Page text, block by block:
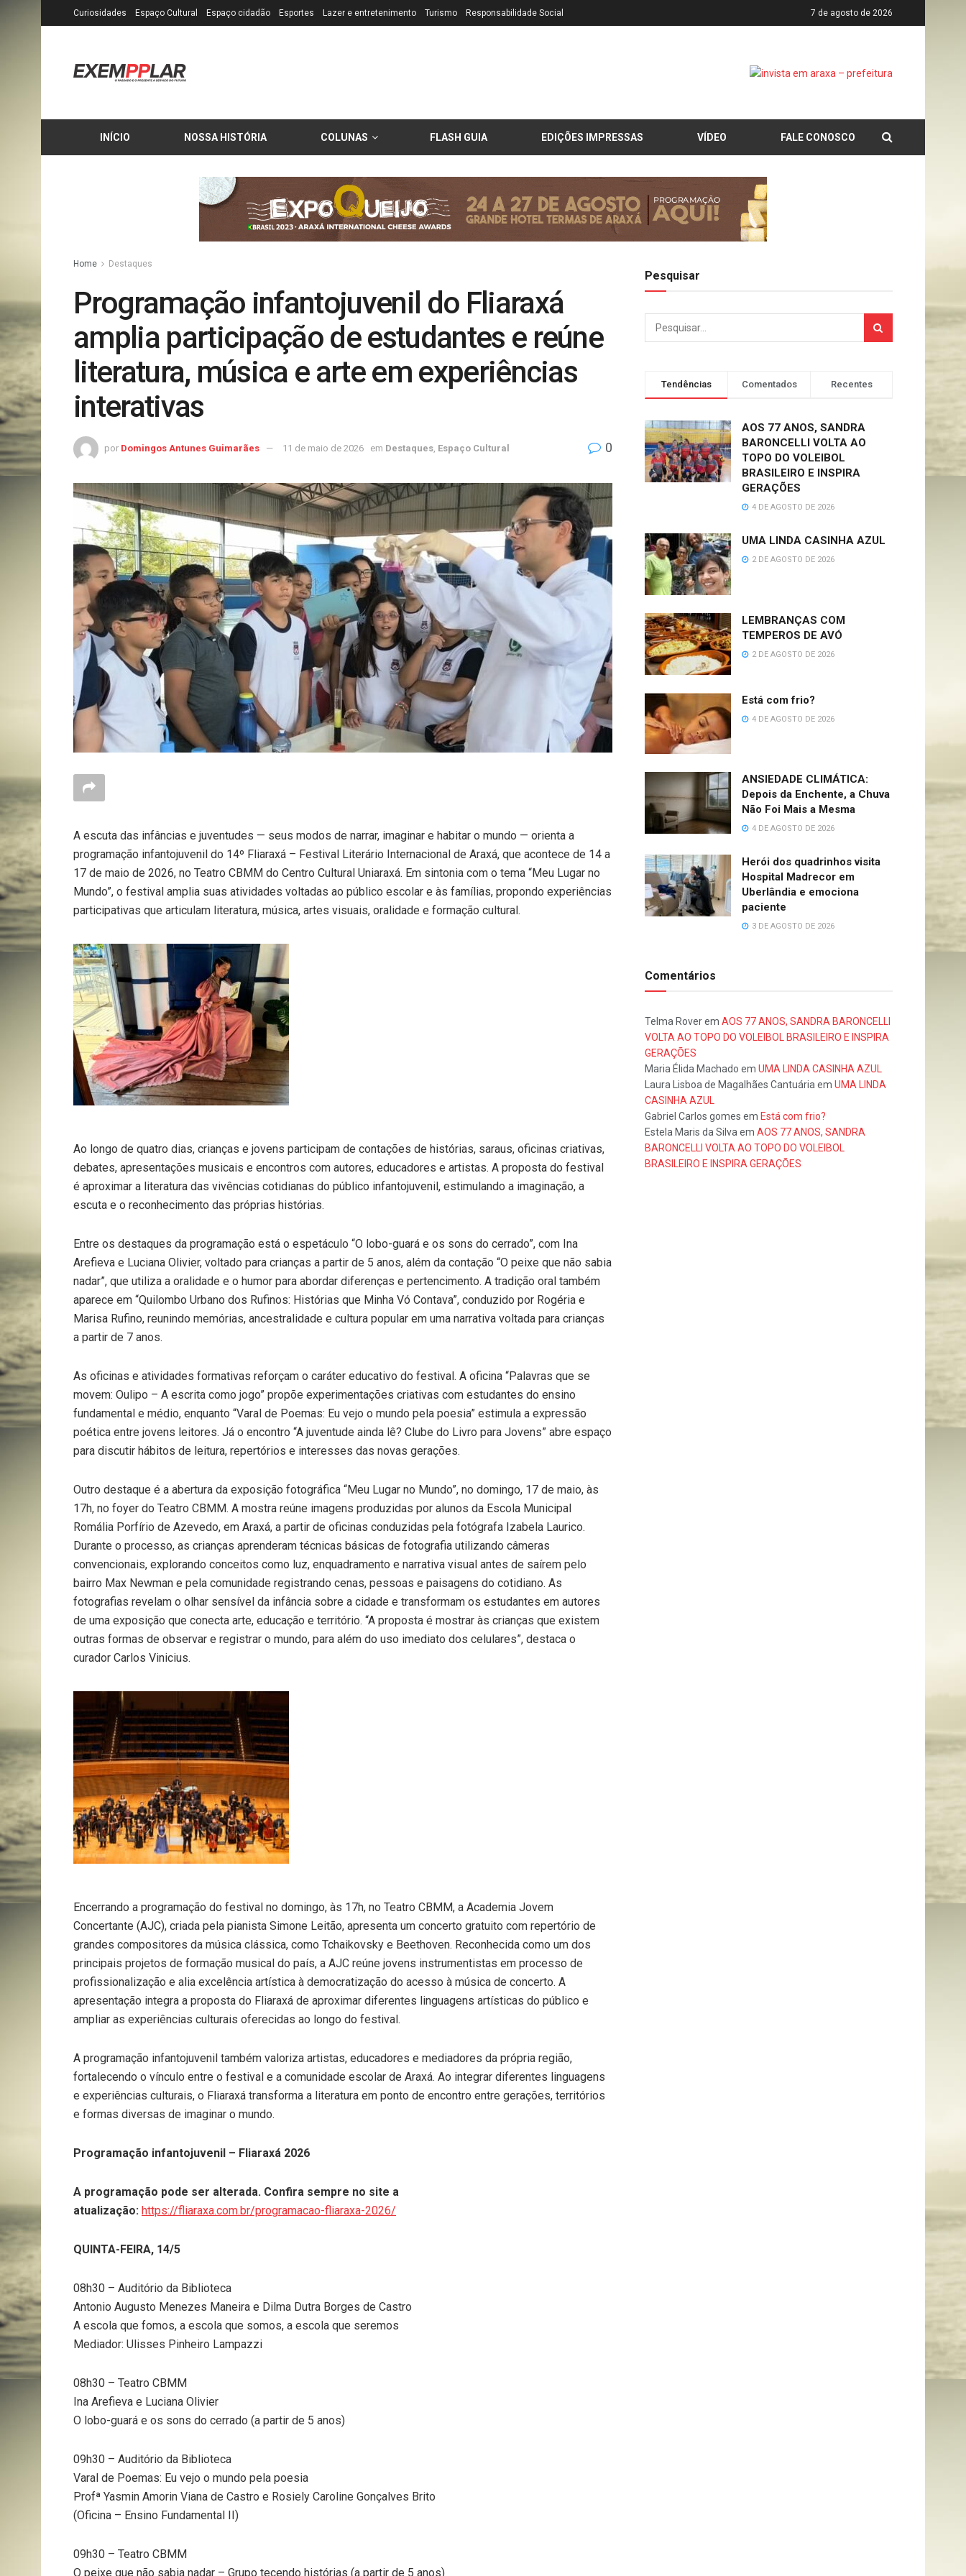
Curiosidades Espaço Cultural Espaço cidadão Esportes Lazer e entretenimento Turismo Responsabilidade Social 7 de agosto de 2026
INÍCIO NOSSA HISTÓRIA COLUNAS FLASH GUIA EDIÇÕES IMPRESSAS VÍDEO FALE CONOSCO
Home Destaques
Programação infantojuvenil do Fliaraxá
amplia participação de estudantes e reúne
literatura, música e arte em experiências
interativas
por Domingos Antunes Guimarães 11 de maio de 2026 em Destaques Espaço Cultural 0
A escuta das infâncias e juventudes — seus modos de narrar, imaginar e habitar o mundo — orienta a
programação infantojuvenil do 14º Fliaraxá – Festival Literário Internacional de Araxá, que acontece de 14 a
17 de maio de 2026, no Teatro CBMM do Centro Cultural Uniaraxá. Em sintonia com o tema “Meu Lugar no
Mundo”, o festival amplia suas atividades voltadas ao público escolar e às famílias, propondo experiências
participativas que articulam literatura, música, artes visuais, oralidade e formação cultural.
Ao longo de quatro dias, crianças e jovens participam de contações de histórias, saraus, oficinas criativas,
debates, apresentações musicais e encontros com autores, educadores e artistas. A proposta do festival
é aproximar a literatura das vivências cotidianas do público infantojuvenil, estimulando a imaginação, a
escuta e o reconhecimento das próprias histórias.
Entre os destaques da programação está o espetáculo “O lobo-guará e os sons do cerrado”, com Ina
Arefieva e Luciana Olivier, voltado para crianças a partir de 5 anos, além da contação “O peixe que não sabia
nadar”, que utiliza a oralidade e o humor para abordar diferenças e pertencimento. A tradição oral também
aparece em “Quilombo Urbano dos Rufinos: Histórias que Minha Vó Contava”, conduzido por Rogéria e
Marisa Rufino, reunindo memórias, ancestralidade e cultura popular em uma narrativa voltada para crianças
a partir de 7 anos.
As oficinas e atividades formativas reforçam o caráter educativo do festival. A oficina “Palavras que se
movem: Oulipo – A escrita como jogo” propõe experimentações criativas com estudantes do ensino
fundamental e médio, enquanto “Varal de Poemas: Eu vejo o mundo pela poesia” estimula a expressão
poética entre jovens leitores. Já o encontro “A juventude ainda lê? Clube do Livro para Jovens” abre espaço
para discutir hábitos de leitura, repertórios e interesses das novas gerações.
Outro destaque é a abertura da exposição fotográfica “Meu Lugar no Mundo”, no domingo, 17 de maio, às
17h, no foyer do Teatro CBMM. A mostra reúne imagens produzidas por alunos da Escola Municipal
Romália Porfírio de Azevedo, em Araxá, a partir de oficinas conduzidas pela fotógrafa Izabela Laurico.
Durante o processo, as crianças aprenderam técnicas básicas de fotografia utilizando câmeras
convencionais, explorando conceitos como luz, enquadramento e narrativa visual antes de saírem pelo
bairro Max Newman e pela comunidade registrando cenas, pessoas e paisagens do cotidiano. As
fotografias revelam o olhar sensível da infância sobre a cidade e transformam os estudantes em autores
de uma exposição que conecta arte, educação e território. “A proposta é mostrar às crianças que existem
outras formas de observar e registrar o mundo, para além do uso imediato dos celulares”, destaca o
curador Carlos Vinicius.
Encerrando a programação do festival no domingo, às 17h, no Teatro CBMM, a Academia Jovem
Concertante (AJC), criada pela pianista Simone Leitão, apresenta um concerto gratuito com repertório de
grandes compositores da música clássica, como Tchaikovsky e Beethoven. Reconhecida como um dos
principais projetos de formação musical do país, a AJC reúne jovens instrumentistas em processo de
profissionalização e alia excelência artística à democratização do acesso à música de concerto. A
apresentação integra a proposta do Fliaraxá de aproximar diferentes linguagens artísticas do público e
ampliar as experiências culturais oferecidas ao longo do festival.
A programação infantojuvenil também valoriza artistas, educadores e mediadores da própria região,
fortalecendo o vínculo entre o festival e a comunidade escolar de Araxá. Ao integrar diferentes linguagens
e experiências culturais, o Fliaraxá transforma a literatura em ponto de encontro entre gerações, territórios
e formas diversas de imaginar o mundo.
Programação infantojuvenil – Fliaraxá 2026
A programação pode ser alterada. Confira sempre no site a
atualização: https://fliaraxa.com.br/programacao-fliaraxa-2026/
QUINTA-FEIRA, 14/5
08h30 – Auditório da Biblioteca
Antonio Augusto Menezes Maneira e Dilma Dutra Borges de Castro
A escola que fomos, a escola que somos, a escola que seremos
Mediador: Ulisses Pinheiro Lampazzi
08h30 – Teatro CBMM
Ina Arefieva e Luciana Olivier
O lobo-guará e os sons do cerrado (a partir de 5 anos)
09h30 – Auditório da Biblioteca
Varal de Poemas: Eu vejo o mundo pela poesia
Profª Yasmin Amorin Viana de Castro e Rosiely Caroline Gonçalves Brito
(Oficina – Ensino Fundamental II)
09h30 – Teatro CBMM
O peixe que não sabia nadar – Grupo tecendo histórias (a partir de 5 anos)
Pesquisar
Tendências Comentados Recentes
AOS 77 ANOS, SANDRA
BARONCELLI VOLTA AO
TOPO DO VOLEIBOL
BRASILEIRO E INSPIRA
GERAÇÕES
4 DE AGOSTO DE 2026
UMA LINDA CASINHA AZUL
2 DE AGOSTO DE 2026
LEMBRANÇAS COM
TEMPEROS DE AVÓ
2 DE AGOSTO DE 2026
Está com frio?
4 DE AGOSTO DE 2026
ANSIEDADE CLIMÁTICA:
Depois da Enchente, a Chuva
Não Foi Mais a Mesma
4 DE AGOSTO DE 2026
Herói dos quadrinhos visita
Hospital Madrecor em
Uberlândia e emociona
paciente
3 DE AGOSTO DE 2026
Comentários
Telma Roverem AOS 77 ANOS, SANDRA BARONCELLI
VOLTA AO TOPO DO VOLEIBOL BRASILEIRO E INSPIRA
GERAÇÕES
Maria Élida Machado em UMA LINDA CASINHA AZUL
Laura Lisboa de Magalhães Cantuáriaem UMA LINDA
CASINHA AZUL
Gabriel Carlos gomes em Está com frio?
Estela Maris da Silvaem AOS 77 ANOS, SANDRA
BARONCELLI VOLTA AO TOPO DO VOLEIBOL
BRASILEIRO E INSPIRA GERAÇÕES